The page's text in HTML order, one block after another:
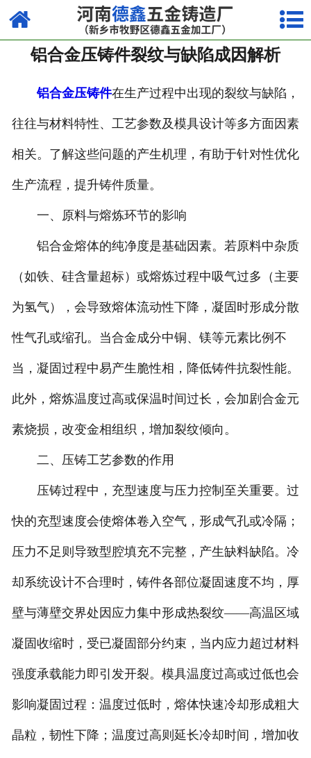
网站首页
走进我们
产品中心
荣誉资质
厂容厂貌
铝合金压铸件裂纹与缺陷成因解析
铝合金压铸件在生产过程中出现的裂纹与缺陷，
往往与材料特性、工艺参数及模具设计等多方面因素
相关。了解这些问题的产生机理，有助于针对性优化
生产流程，提升铸件质量。
一、原料与熔炼环节的影响
铝合金熔体的纯净度是基础因素。若原料中杂质
（如铁、硅含量超标）或熔炼过程中吸气过多（主要
为氢气），会导致熔体流动性下降，凝固时形成分散
性气孔或缩孔。当合金成分中铜、镁等元素比例不
当，凝固过程中易产生脆性相，降低铸件抗裂性能。
此外，熔炼温度过高或保温时间过长，会加剧合金元
素烧损，改变金相组织，增加裂纹倾向。
二、压铸工艺参数的作用
压铸过程中，充型速度与压力控制至关重要。过
快的充型速度会使熔体卷入空气，形成气孔或冷隔；
压力不足则导致型腔填充不完整，产生缺料缺陷。冷
却系统设计不合理时，铸件各部位凝固速度不均，厚
壁与薄壁交界处因应力集中形成热裂纹——高温区域
凝固收缩时，受已凝固部分约束，当内应力超过材料
强度承载能力即引发开裂。模具温度过高或过低也会
影响凝固过程：温度过低时，熔体快速冷却形成粗大
晶粒，韧性下降；温度过高则延长冷却时间，增加收